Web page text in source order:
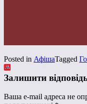
Posted in АфішаTagged
Залишити
Ваша e-mail адреса не